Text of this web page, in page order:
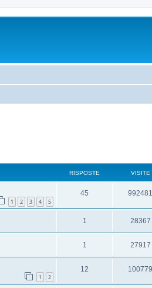
RISPOSTE VISITE
1 2 3 4 5
45 992481
1 28367
1 27917
1 2
12 100779